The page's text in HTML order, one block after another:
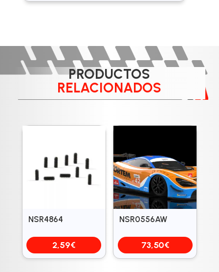
PRODUCTOS
RELACIONADOS
NSR4864
2,59€
NSR0556AW
73,50€